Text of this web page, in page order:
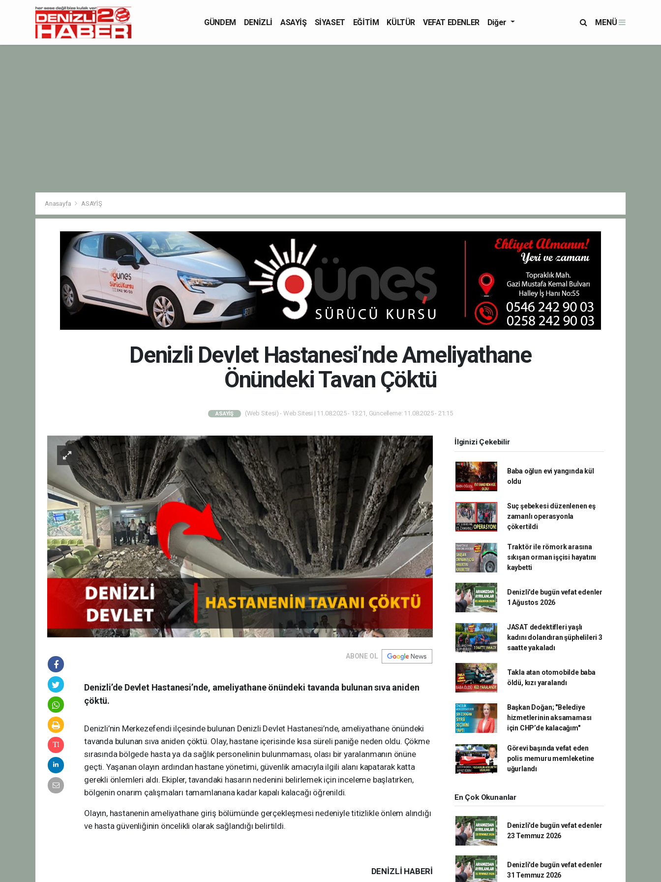
GÜNDEM DENİZLİ ASAYİŞ SİYASET EĞİTİM KÜLTÜR VEFAT EDENLER Diğer MENÜ
Anasayfa ASAYİŞ
Denizli Devlet Hastanesi’nde Ameliyathane
Önündeki Tavan Çöktü
ASAYİŞ (Web Sitesi) - Web Sitesi | 11.08.2025 - 13:21, Güncelleme: 11.08.2025 - 21:15
ABONE OL
Denizli’de Devlet Hastanesi’nde, ameliyathane önündeki tavanda bulunan sıva aniden
çöktü.
Denizli’nin Merkezefendi ilçesinde bulunan Denizli Devlet Hastanesi’nde, ameliyathane önündeki
tavanda bulunan sıva aniden çöktü. Olay, hastane içerisinde kısa süreli paniğe neden oldu. Çökme
sırasında bölgede hasta ya da sağlık personelinin bulunmaması, olası bir yaralanmanın önüne
geçti. Yaşanan olayın ardından hastane yönetimi, güvenlik amacıyla ilgili alanı kapatarak katta
gerekli önlemleri aldı. Ekipler, tavandaki hasarın nedenini belirlemek için inceleme başlatırken,
bölgenin onarım çalışmaları tamamlanana kadar kapalı kalacağı öğrenildi.
Olayın, hastanenin ameliyathane giriş bölümünde gerçekleşmesi nedeniyle titizlikle önlem alındığı
ve hasta güvenliğinin öncelikli olarak sağlandığı belirtildi.
DENIZLI HABERİ
İlginizi Çekebilir
Baba oğlun evi yangında kül
oldu
Suç şebekesi düzenlenen eş
zamanlı operasyonla
çökertildi
Traktör ile römork arasına
sıkışan orman işçisi hayatını
kaybetti
Denizli'de bugün vefat edenler
1 Ağustos 2026
JASAT dedektifleri yaşlı
kadını dolandıran şüphelileri 3
saatte yakaladı
Takla atan otomobilde baba
öldü, kızı yaralandı
Başkan Doğan; "Belediye
hizmetlerinin aksamaması
için CHP’de kalacağım"
Görevi başında vefat eden
polis memuru memleketine
uğurlandı
En Çok Okunanlar
Denizli'de bugün vefat edenler
23 Temmuz 2026
Denizli'de bugün vefat edenler
31 Temmuz 2026